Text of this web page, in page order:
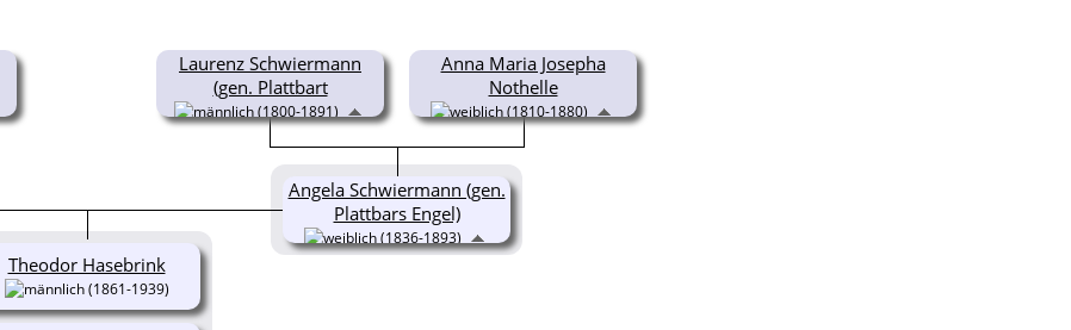
Laurenz Schwiermann
(gen. Plattbart
(1800-1891)
Anna Maria Josepha
Nothelle
(1810-1880)
Angela Schwiermann (gen.
Plattbars Engel)
(1836-1893)
Theodor Hasebrink
(1861-1939)